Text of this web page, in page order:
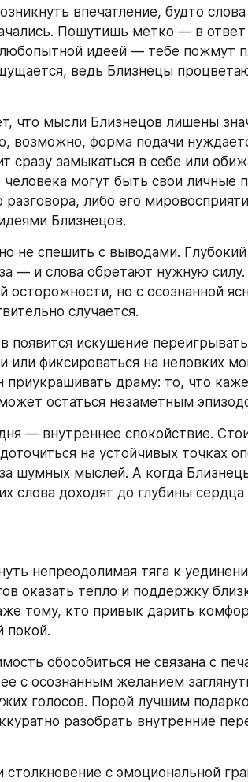
впечатление, будто
Пошутишь метко — в
идеей — тебе пожмут
ведь Близнецы
что мысли Близнецов лишены
возможно, форма подачи
сразу замыкаться в себе или
могут быть свои личные
либо его
Близнецов.
не спешить с выводами.
— и слова обретают нужную силу.
осторожности, но с осознанной
случается.
появится искушение
или фиксироваться на неловких
приукрашивать драму: то, что
остаться незаметным
— внутреннее спокойствие.
на устойчивых точках
шумных мыслей. А когда
слова доходят до глубины
непреодолимая тяга к
оказать тепло и поддержку
тому, кто привык дарить
покой.
обособиться не связана с
с осознанным желанием
голосов. Порой лучшим
разобрать внутренние
с эмоциональной